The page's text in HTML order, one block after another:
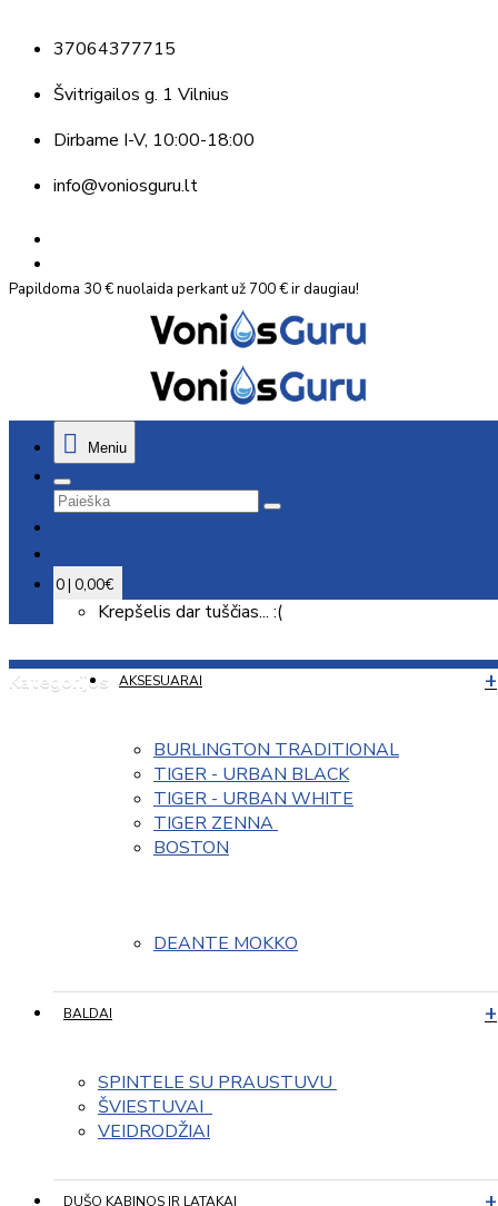
37064377715
Švitrigailos g. 1 Vilnius
Dirbame I-V, 10:00-18:00
info@voniosguru.lt
Papildoma 30 € nuolaida perkant už 700 € ir daugiau!
Meniu
0 | 0,00€
Krepšelis dar tuščias... :(
Kategorijos AKSESUARAI
BURLINGTON TRADITIONAL
TIGER - URBAN BLACK
TIGER - URBAN WHITE
TIGER ZENNA
BOSTON
DEANTE MOKKO
BALDAI
SPINTELE SU PRAUSTUVU
ŠVIESTUVAI
VEIDRODŽIAI
DUŠO KABINOS IR LATAKAI